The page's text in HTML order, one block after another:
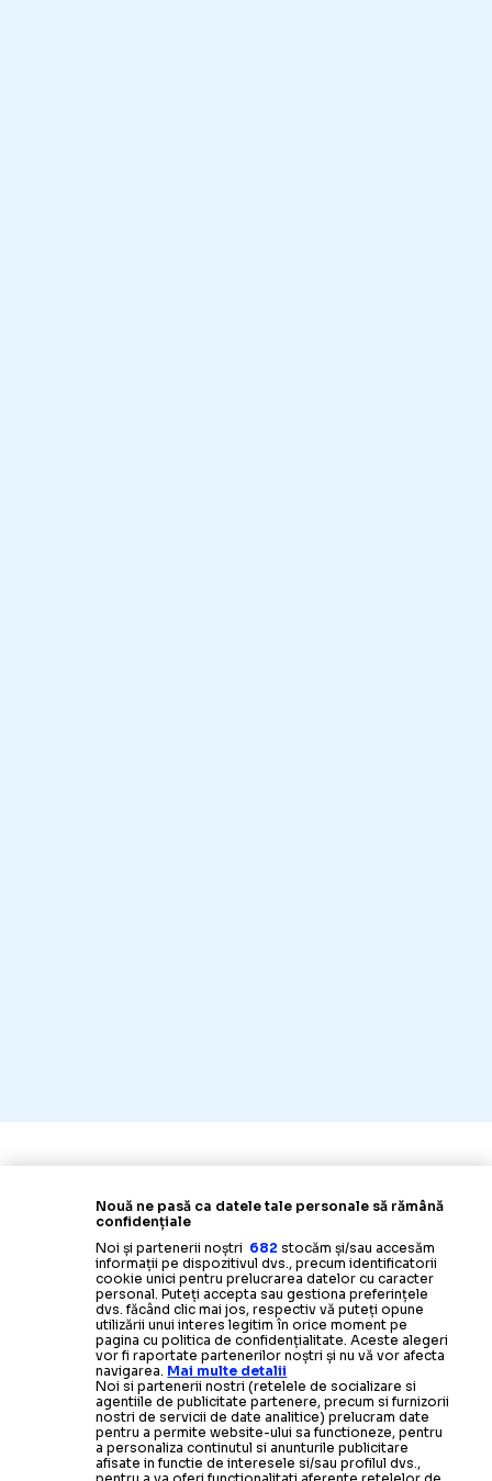
Nouă ne pasă ca datele tale personale să rămână
confidențiale
Noi și partenerii noștri 682 stocăm și/sau accesăm
informații pe dispozitivul dvs., precum identificatorii
cookie unici pentru prelucrarea datelor cu caracter
personal. Puteți accepta sau gestiona preferințele
dvs. făcând clic mai jos, respectiv vă puteți opune
utilizării unui interes legitim în orice moment pe
pagina cu politica de confidențialitate. Aceste alegeri
vor fi raportate partenerilor noștri și nu vă vor afecta
navigarea. Mai multe detalii
Noi si partenerii nostri (retelele de socializare si
agentiile de publicitate partenere, precum si furnizorii
nostri de servicii de date analitice) prelucram date
pentru a permite website-ului sa functioneze, pentru
a personaliza continutul si anunturile publicitare
afisate in functie de interesele si/sau profilul dvs.,